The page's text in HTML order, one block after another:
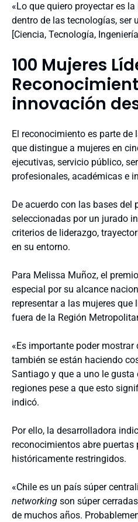
«Lo que quiero proyectar es
dentro de las tecnologías, ser
[Ciencia, Tecnología,
100 Mujeres
innovación
El reconocimiento es parte de
que distingue a mujeres en
ejecutivas, servicio público,
profesionales, académicas e
De acuerdo con las bases del
seleccionadas por un jurado
criterios de liderazgo,
en su entorno.
Para Melissa Muñoz, el
especial por su alcance
representar a las mujeres
fuera de la Región
«Es importante poder mostrar
también se están haciendo
Santiago y que a uno le
regiones pese a que esto
indicó.
Por ello, la desarrolladora
reconocimientos abre puertas
históricamente restringidos.
«Chile es un país súper
networking son súper
de muchos años.